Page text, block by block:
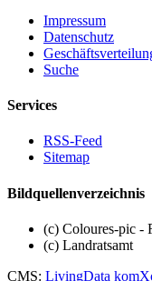
Impressum
Datenschutz
Suche
Services
RSS-Feed
Sitemap
Bildquellenverzeichnis
(c) Coloures-pic -
(c) Landratsamt
CMS: LivingData